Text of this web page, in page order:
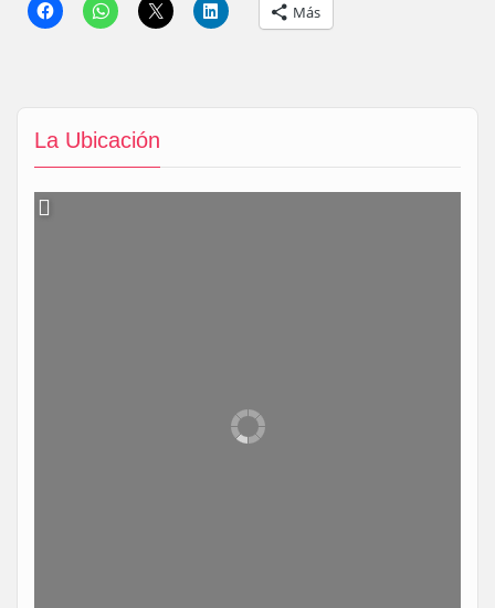
La Ubicación
Más